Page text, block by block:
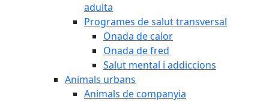
adulta
Programes de salut transversal
Onada de calor
Onada de fred
Salut mental i addiccions
Animals urbans
Animals de companyia